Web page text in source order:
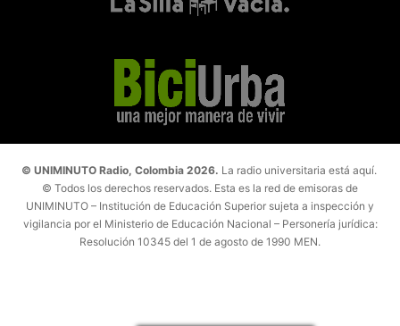
© UNIMINUTO Radio, Colombia 2026. La radio universitaria está aquí.
© Todos los derechos reservados. Esta es la red de emisoras de
UNIMINUTO – Institución de Educación Superior sujeta a inspección y
vigilancia por el Ministerio de Educación Nacional – Personería jurídica:
Resolución 10345 del 1 de agosto de 1990 MEN.